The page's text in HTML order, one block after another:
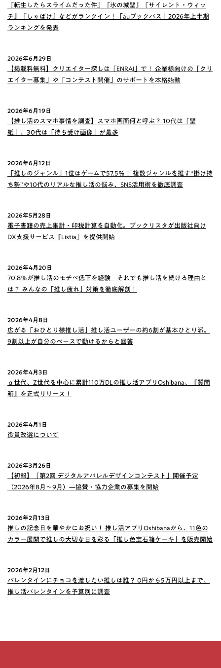
『転生したらスライムだった件』『氷の城壁』『サイレント・ウィッ
チ』『しゃばけ』などがランクイン！「auブックパス」2026年上半期
ランキングを発表
2026年6月29日
【掲載料無料】クリエイター探しは「ENRAI」で！ 企業様向けの「クリ
エイター募集」や「コンテスト開催」のサポートを本格始動
2026年6月19日
【推し活のスマホ事情を調査】スマホ画面何と呼ぶ？ 10代は「壁
紙」、30代は「待ち受け画像」が最多
2026年6月12日
「推しのジャンル」1位はゲームで57.5％！ 複数ジャンルを推す“掛け持
ち勢”や10代のリアルな推し活の悩み、SNS活用術を徹底調査
2026年5月28日
電子書籍の売上集計・印税計算を自動化。ブックリスタが出版社向け
DX支援サービス『Listia』を提供開始
2026年4月20日
70.8％が推し活のモチベ低下を経験 それでも推し活を続ける理由と
は？ みんなの「推し疲れ」対策を徹底解剖！
2026年4月8日
広がる「おひとり様推し活」推し活ユーザーの約6割が基本ひとり派。
9割以上が自分のペースで動けるからと回答
2026年4月3日
α世代、Z世代を中心に累計110万DLの推し活アプリOshibana、『質問
箱』を正式リリース！
2026年4月1日
役員改選について
2026年3月26日
【初報】「第2回 デジタルアパレルデザインコンテスト」開催予定
（2026年8月〜9月）—協賛・協力企業の募集を開始
2026年2月13日
推しの記念日を華やかにお祝い！ 推し活アプリOshibanaから、11色の
カラー展開で推しの大切な日を彩る「推し色宝石箱ケーキ」を販売開始
2026年2月12日
バレンタインにチョコを渡したい推しは誰？ 0円から5万円以上まで、
推し活バレンタインを予算別に調査